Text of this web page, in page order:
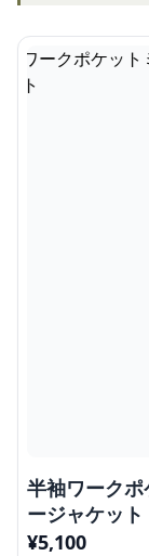
半袖ワーク
ージャケット
¥5,100